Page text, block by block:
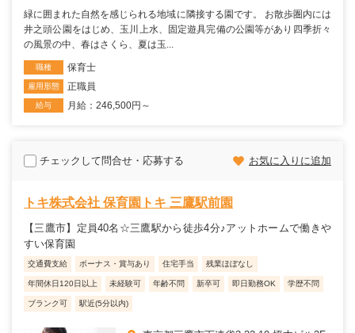
緑に囲まれた自然を感じられる地域に隣接する園です。 お散歩圏内には
井之頭公園をはじめ、玉川上水、固定遊具完備の公園等があり四季折々
の風景の中、春はさくら、夏は玉...
職種 保育士
雇用形態 正職員
給与 月給：246,500円～
チェックして問合せ・応募する お気に入りに追加
トキ株式会社 保育園トキ 三鷹駅前園
【三鷹市】定員40名☆三鷹駅から徒歩4分♪アットホームで働きや
すい保育園
交通費支給 ボーナス・賞与あり 住宅手当 残業ほぼなし
年間休日120日以上 未経験可 年齢不問 新卒可 即日勤務OK 学歴不問
ブランク可 駅近(5分以内)